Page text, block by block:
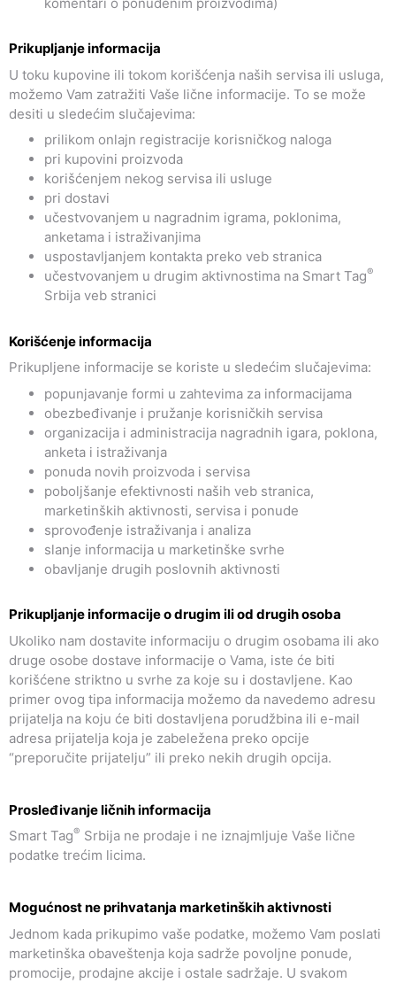
Prikupljanje informacija
U toku kupovine ili tokom korišćenja naših servisa ili usluga,
možemo Vam zatražiti Vaše lične informacije. To se može
desiti u sledećim slučajevima:
prilikom onlajn registracije korisničkog naloga
pri kupovini proizvoda
korišćenjem nekog servisa ili usluge
pri dostavi
učestvovanjem u nagradnim igrama, poklonima,
anketama i istraživanjima
uspostavljanjem kontakta preko veb stranica
učestvovanjem u drugim aktivnostima na Smart Tag®
Srbija veb stranici
Korišćenje informacija
Prikupljene informacije se koriste u sledećim slučajevima:
popunjavanje formi u zahtevima za informacijama
obezbeđivanje i pružanje korisničkih servisa
organizacija i administracija nagradnih igara, poklona,
anketa i istraživanja
ponuda novih proizvoda i servisa
poboljšanje efektivnosti naših veb stranica,
marketinških aktivnosti, servisa i ponude
sprovođenje istraživanja i analiza
slanje informacija u marketinške svrhe
obavljanje drugih poslovnih aktivnosti
Prikupljanje informacije o drugim ili od drugih osoba
Ukoliko nam dostavite informaciju o drugim osobama ili ako
druge osobe dostave informacije o Vama, iste će biti
korišćene striktno u svrhe za koje su i dostavljene. Kao
primer ovog tipa informacija možemo da navedemo adresu
prijatelja na koju će biti dostavljena porudžbina ili e-mail
adresa prijatelja koja je zabeležena preko opcije
“preporučite prijatelju” ili preko nekih drugih opcija.
Prosleđivanje ličnih informacija
Smart Tag® Srbija ne prodaje i ne iznajmljuje Vaše lične
podatke trećim licima.
Mogućnost ne prihvatanja marketinških aktivnosti
Jednom kada prikupimo vaše podatke, možemo Vam poslati
marketinška obaveštenja koja sadrže povoljne ponude,
promocije, prodajne akcije i ostale sadržaje. U svakom